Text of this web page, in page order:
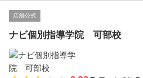
店舗公式
ナビ個別指導学院 可部校